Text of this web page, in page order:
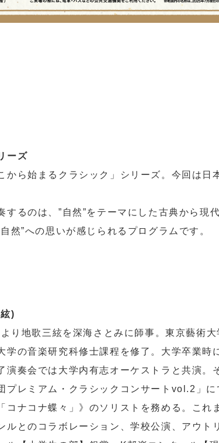
ーズ
から始まるクラシック」シリーズ。今回は日
するのは、”自然”をテーマにした古典から現
然”への思いが感じられるプログラムです。
)
り地歌三絃を深海さとみに師事。東京藝術大
学の音楽研究科修士課程を修了。大学卒業時
奏会では大学内有志オーケストラと共演。
プレミアム・クラシックコンサートvol.2」に
コナコナ蝶々」》のソリストを務める。これ
ルとのコラボレーション、学校公演、アウト